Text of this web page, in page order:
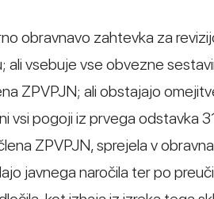
obravnavo zahtevka za
vsebuje vse obvezne
ZPVPJN; ali obstajajo
vsi pogoji iz prvega odstavka
ZPVPJN, sprejela v
javnega naročila ter po